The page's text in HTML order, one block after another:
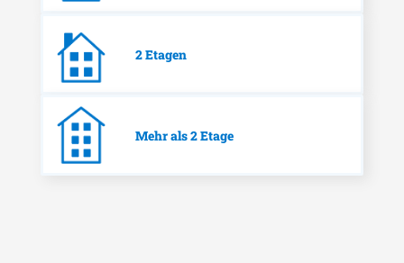
2 Etagen
Mehr als 2 Etage